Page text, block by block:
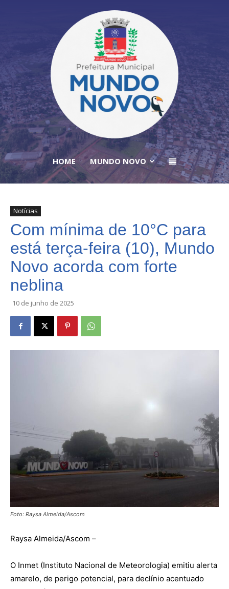
HOME MUNDO NOVO
Notícias
Com mínima de 10°C para
está terça-feira (10), Mundo
Novo acorda com forte
neblina
10 de junho de 2025
Foto: Raysa Almeida/Ascom
Raysa Almeida/Ascom –
O Inmet (Instituto Nacional de Meteorologia) emitiu alerta
amarelo, de perigo potencial, para declínio acentuado